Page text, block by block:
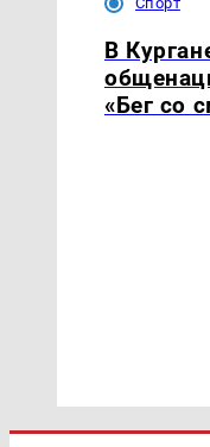
В
«Бег со